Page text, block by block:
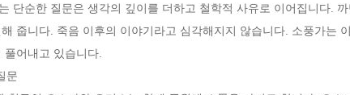
줍니다. 죽음 이후의 이야기라고 심각해지지 않습니다. 소풍가는
어내고 있습니다.